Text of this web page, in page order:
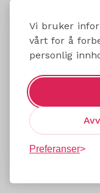
Vi bruker
vårt for å
personlig
Preferanser